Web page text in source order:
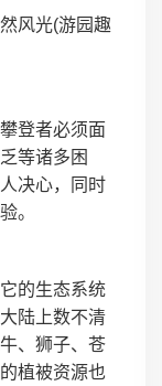
登者必须面
等诸多困
决心，同时
。
的生态系统
陆上数不清
、狮子、苍
植被资源也